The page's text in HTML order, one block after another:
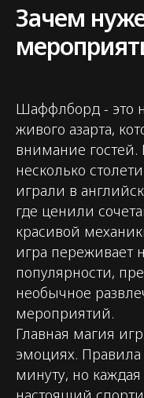
Зачем
Шаффлборд - это
живого азарта,
внимание гостей.
несколько
играли в
где ценили
красивой
игра переживает
популярности,
необычное
мероприятий.
Главная магия
эмоциях. Правила
минуту, но
Оставить
ГлавнаяАренда